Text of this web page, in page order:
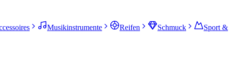
Musikinstrumente Reifen Schmuck
Sport &